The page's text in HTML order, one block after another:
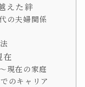
えた絆
の夫婦関係
現在の家庭
のキャリア